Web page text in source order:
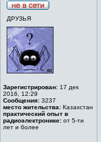
ДРУЗЬЯ
Зарегистрирован: 17 дек
2016, 12:29
Сообщения: 3237
место жительства: Казахстан
практический опыт в
радиоэлектронике: от 5-ти
лет и более